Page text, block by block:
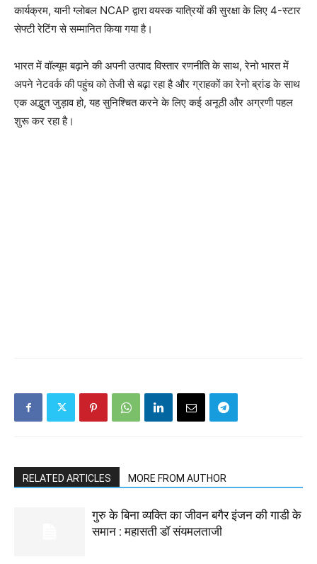
कार्यक्रम, यानी ग्लोबल NCAP द्वारा वयस्क यात्रियों की सुरक्षा के लिए 4-स्टार
सेफ्टी रेटिंग से सम्मानित किया गया है।
भारत में वॉल्यूम बढ़ाने की अपनी उत्पाद विस्तार रणनीति के साथ, रेनो भारत में
अपने नेटवर्क की पहुंच को तेजी से बढ़ा रहा है और ग्राहकों का रेनो ब्रांड के साथ
एक अद्भुत जुड़ाव हो, यह सुनिश्चित करने के लिए कई अनूठी और अग्रणी पहल
शुरू कर रहा है।
RELATED ARTICLES MORE FROM AUTHOR
गुरु के बिना व्यक्ति का जीवन बगैर इंजन की गाडी के
समान : महासती डॉ संयमलताजी